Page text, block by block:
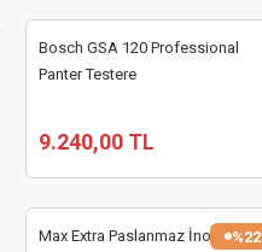
Bosch GSA 120 Professional
Panter Testere
9.240,00 TL
%22
Max Extra Paslanmaz İnox Kemik